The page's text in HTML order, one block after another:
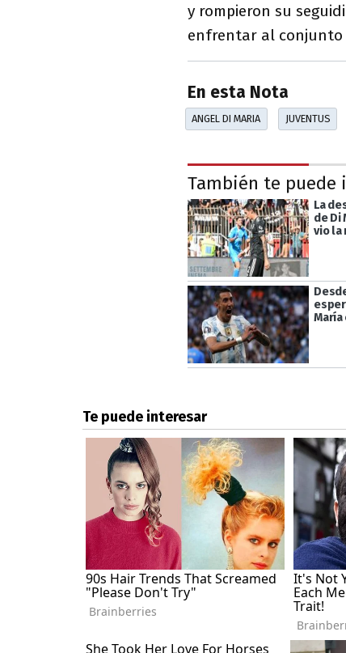
y rompieron su
enfrentar al conjunto
En esta Nota
ANGEL DI MARIA JUVENTUS
También te puede
La
de Di
vio la
María